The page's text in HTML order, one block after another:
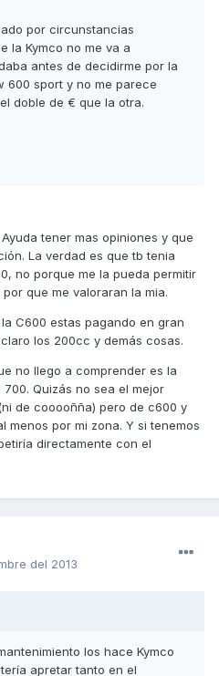
por circunstancias
la Kymco no me va a
antes de decidirme por la
600 sport y no me parece
doble de € que la otra.
tener mas opiniones y que
La verdad es que tb tenia
no porque me la pueda permitir
que me valoraran la mia.
C600 estas pagando en gran
los 200cc y demás cosas.
no llego a comprender es la
Quizás no sea el mejor
de cooooñña) pero de c600 y
menos por mi zona. Y si tenemos
directamente con el
del 2013
los hace Kymco
apretar tanto en el